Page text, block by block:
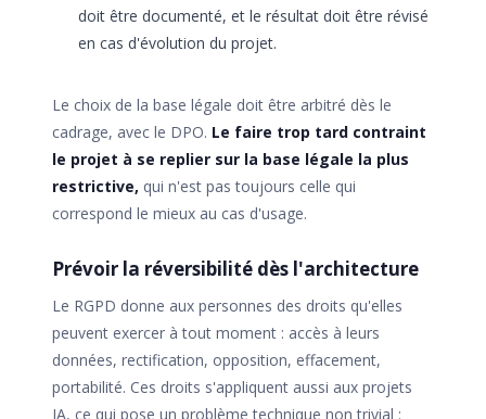
doit être documenté, et le résultat doit être révisé
en cas d'évolution du projet.
Le choix de la base légale doit être arbitré dès le
cadrage, avec le DPO. Le faire trop tard contraint
le projet à se replier sur la base légale la plus
restrictive, qui n'est pas toujours celle qui
correspond le mieux au cas d'usage.
Prévoir la réversibilité dès l'architecture
Le RGPD donne aux personnes des droits qu'elles
peuvent exercer à tout moment : accès à leurs
données, rectification, opposition, effacement,
portabilité. Ces droits s'appliquent aussi aux projets
IA, ce qui pose un problème technique non trivial :